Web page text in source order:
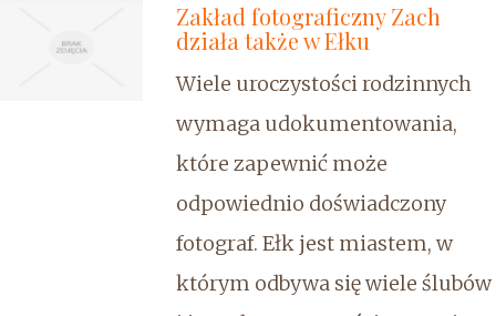
Zakład fotograficzny Zach
działa także w Ełku
Wiele uroczystości rodzinnych
wymaga udokumentowania,
które zapewnić może
odpowiednio doświadczony
fotograf. Ełk jest miastem, w
którym odbywa się wiele ślubów